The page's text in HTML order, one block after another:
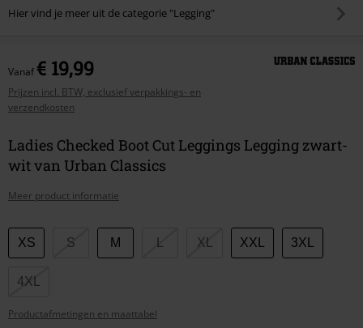
Hier vind je meer uit de categorie "Legging"
Vanaf€ 19,99
Prijzen incl. BTW, exclusief verpakkings- en
verzendkosten
Ladies Checked Boot Cut Leggings Legging zwart-
wit van Urban Classics
Meer product informatie
Kies
je
maat
XS S M XL XXL 3XL
4XL
Productafmetingen en maattabel